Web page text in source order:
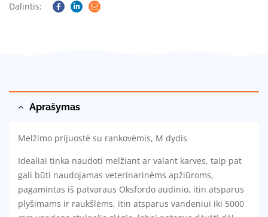
Dalintis:
Facebook
Linkedin
Email
Aprašymas
Melžimo prijuostė su rankovėmis, M dydis
Idealiai tinka naudoti melžiant ar valant karves, taip pat
gali būti naudojamas veterinarinėms apžiūroms,
pagamintas iš patvaraus Oksfordo audinio, itin atsparus
plyšimams ir raukšlėms, itin atsparus vandeniui iki 5000